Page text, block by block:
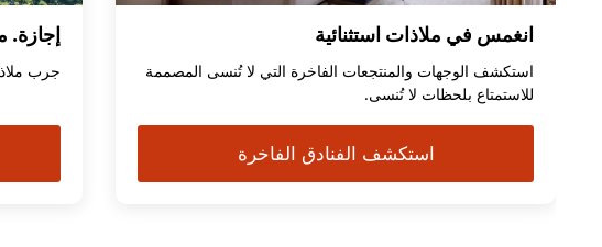
انغمس في ملاذات استثنائية
استكشف الوجهات والمنتجعات الفاخرة التي لا تُنسى المصممة
للاستمتاع بلحظات لا تُنسى.
استكشف الفنادق الفاخرة
إجازة.
جرب